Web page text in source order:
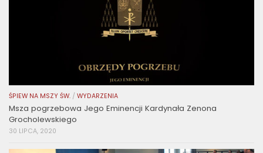
ŚPIEW NA MSZY ŚW. / WYDARZENIA
Msza pogrzebowa Jego Eminencji Kardynała Zenona
Grocholewskiego
30 LIPCA, 2020